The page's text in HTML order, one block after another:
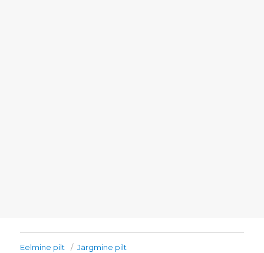
Eelmine pilt Järgmine pilt